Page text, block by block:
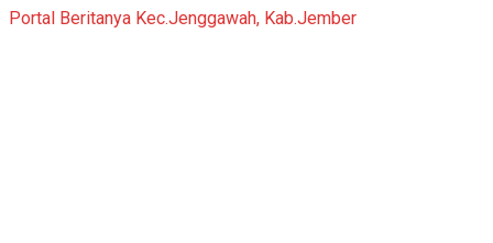
Portal Beritanya Kec.Jenggawah, Kab.Jember